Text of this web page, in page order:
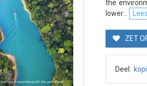
the
lower...
ZET
Deel: